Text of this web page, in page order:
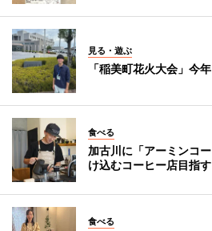
見る・遊ぶ
「稲美町花火大会」今
食べる
加古川に「アーミンコ
け込むコーヒー店目指す
食べる